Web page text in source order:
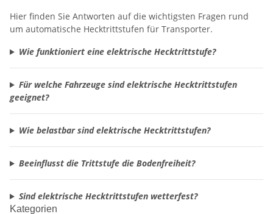
Hier finden Sie Antworten auf die wichtigsten Fragen rund
um automatische Hecktrittstufen für Transporter.
Wie funktioniert eine elektrische Hecktrittstufe?
Für welche Fahrzeuge sind elektrische Hecktrittstufen
geeignet?
Wie belastbar sind elektrische Hecktrittstufen?
Beeinflusst die Trittstufe die Bodenfreiheit?
Sind elektrische Hecktrittstufen wetterfest?
Kategorien